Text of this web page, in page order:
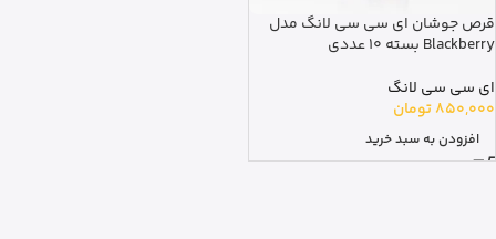
قرص جوشان ای سی سی لانگ مدل
Blackberry بسته 10 عددی
ای سی سی لانگ
850,000تومان
افزودن به سبد خرید